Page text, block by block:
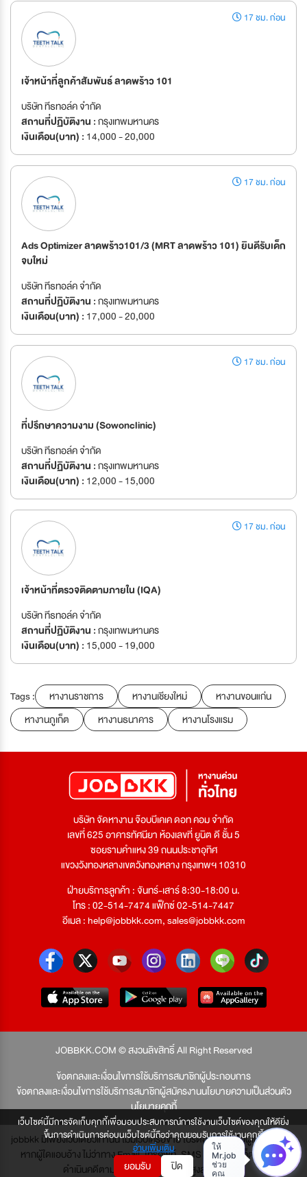
เว็บไซต์นี้มีการจัดเก็บคุกกี้เพื่อมอบประสบการณ์การใช้งานเว็บไซต์ของคุณให้ดียิ่ง
ขึ้นการดำเนินการต่อบนเว็บไซต์นี้ถือว่าคุณยอมรับการใช้งานคุกกี้
อ่านเพิ่มเติม
ยอมรับ ปิด
17 ชม. ก่อน
เจ้าหน้าที่ลูกค้าสัมพันธ์ ลาดพร้าว 101
บริษัท ทีธทอล์ค จำกัด
สถานที่ปฏิบัติงาน :กรุงเทพมหานคร
เงินเดือน(บาท) : 14,000 - 20,000
17 ชม. ก่อน
Ads Optimizer ลาดพร้าว101/3 (MRT ลาดพร้าว 101) ยินดีรับเด็ก
จบใหม่
บริษัท ทีธทอล์ค จำกัด
สถานที่ปฏิบัติงาน :กรุงเทพมหานคร
เงินเดือน(บาท) : 17,000 - 20,000
17 ชม. ก่อน
ที่ปรึกษาความงาม (Sowonclinic)
บริษัท ทีธทอล์ค จำกัด
สถานที่ปฏิบัติงาน :กรุงเทพมหานคร
เงินเดือน(บาท) : 12,000 - 15,000
17 ชม. ก่อน
เจ้าหน้าที่ตรวจติดตามภายใน (IQA)
บริษัท ทีธทอล์ค จำกัด
สถานที่ปฏิบัติงาน :กรุงเทพมหานคร
เงินเดือน(บาท) : 15,000 - 19,000
Tags : หางานราชการ หางานเชียงใหม่
หางานขอนแก่น
หางานภูเก็ต
หางานธนาคาร หางานโรงแรม
บริษัท จัดหางาน จ๊อบบีเคเค ดอท คอม จำกัด
เลขที่ 625 อาคารทัศนียา ห้องเลขที่ ยูนิต ดี ชั้น 5
ซอยรามคำแหง 39 ถนนประชาอุทิศ
แขวงวังทองหลางเขตวังทองหลาง กรุงเทพฯ 10310
ฝ่ายบริการลูกค้า : จันทร์-เสาร์ 8:30-18:00 น.
โทร : 02-514-7474 แฟ็กซ์ 02-514-7447
อีเมล :help@jobbkk.com,sales@jobbkk.com
JOBBKK.COM © สงวนลิขสิทธิ์ All Right Reserved
ข้อตกลงและเงื่อนไขการใช้บริการสมาชิกผู้ประกอบการ
ข้อตกลงและเงื่อนไขการใช้บริการสมาชิกผู้สมัครงานนโยบายความเป็นส่วนตัว
นโยบายคุกกี้
jobbkk มีเพียงเว็บเดียวเท่านั้น ไม่มีเว็บเครือข่าย โปรดอย่าหลงเชื่อผู้แอบอ้าง และ
หากผู้ใดแอบอ้าง ไม่ว่าทาง Email, โทรศัพท์, SMS หรือทางใดก็ตาม จะถูก
ดำเนินคดีตามที่กฎหมายบัญญัติไว้สูงสุด